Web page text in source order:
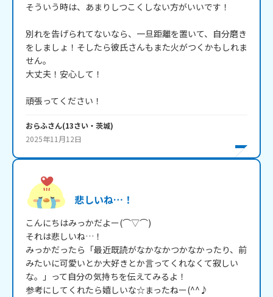
そういう時は、あまりしつこくしない方がいいです！
別れを告げられてないなら、一旦距離を置いて、自分磨き
をしましょ！そしたら彼氏さんもまた火がつくかもしれま
せん。
大丈夫！安心して！
頑張ってください！
おらふさん(13さい・ 茨城)
2025年11月12日
悲しいね…！
こんにちはみっかだよー(⌒▽⌒)
それは悲しいね…！
みっかだったら「最近既読がなかなかつかなかったり、前
みたいに可愛いとか大好きとか言ってくれなくて寂しい
な。」って自分の気持ちを伝えてみるよ！
参考にしてくれたら嬉しいな☆まったねー(^^♪